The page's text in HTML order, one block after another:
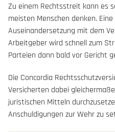
Zu einem Rechtsstreit kann es
meisten Menschen denken.
Auseinandersetzung mit dem
Arbeitgeber wird schnell zum
Parteien dann bald vor Gericht
Die Concordia
Versicherten dabei
juristischen Mitteln
Anschuldigungen zur Wehr zu